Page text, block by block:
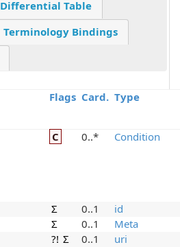
Differential Table
Terminology Bindings
Flags Card. Type
C 0..* Condition
Σ 0..1
id
Σ 0..1
Meta
?! Σ 0..1 uri